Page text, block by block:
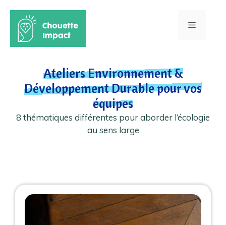
contenu
Menu
Ateliers Environnement &
Développement Durable pour vos
équipes
8 thématiques différentes pour aborder l’écologie
au sens large